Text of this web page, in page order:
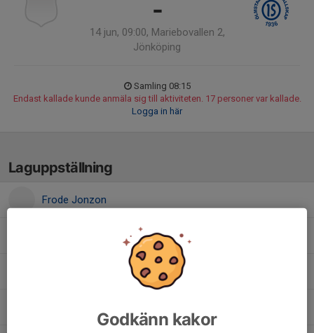
-
14 jun, 09:00, Mariebovallen 2,
Jönköping
Samling 08:15
Endast kallade kunde anmäla sig till aktiviteten. 17 personer var kallade.
Logga in här
Laguppställning
Frode Jonzon
Godkänn kakor